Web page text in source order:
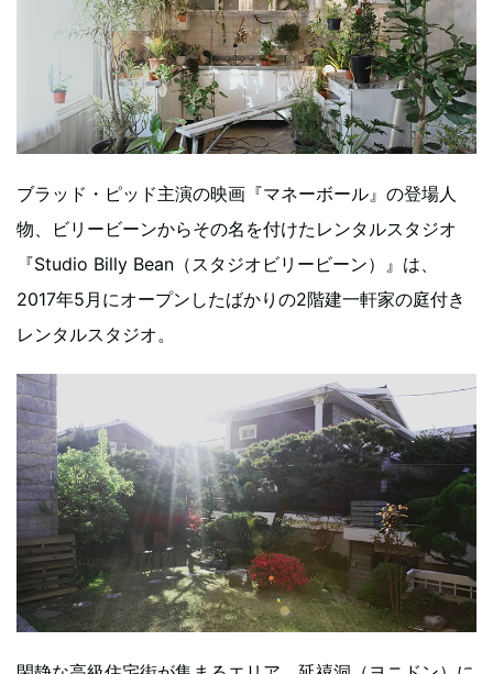
ブラッド・ピッド主演の映画『マネーボール』の登場人
物、ビリービーンからその名を付けたレンタルスタジオ
『Studio Billy Bean（スタジオビリービーン）』は、
2017年5月にオープンしたばかりの2階建一軒家の庭付き
レンタルスタジオ。